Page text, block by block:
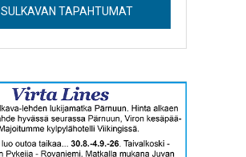
SULKAVAN TAPAHTUMAT